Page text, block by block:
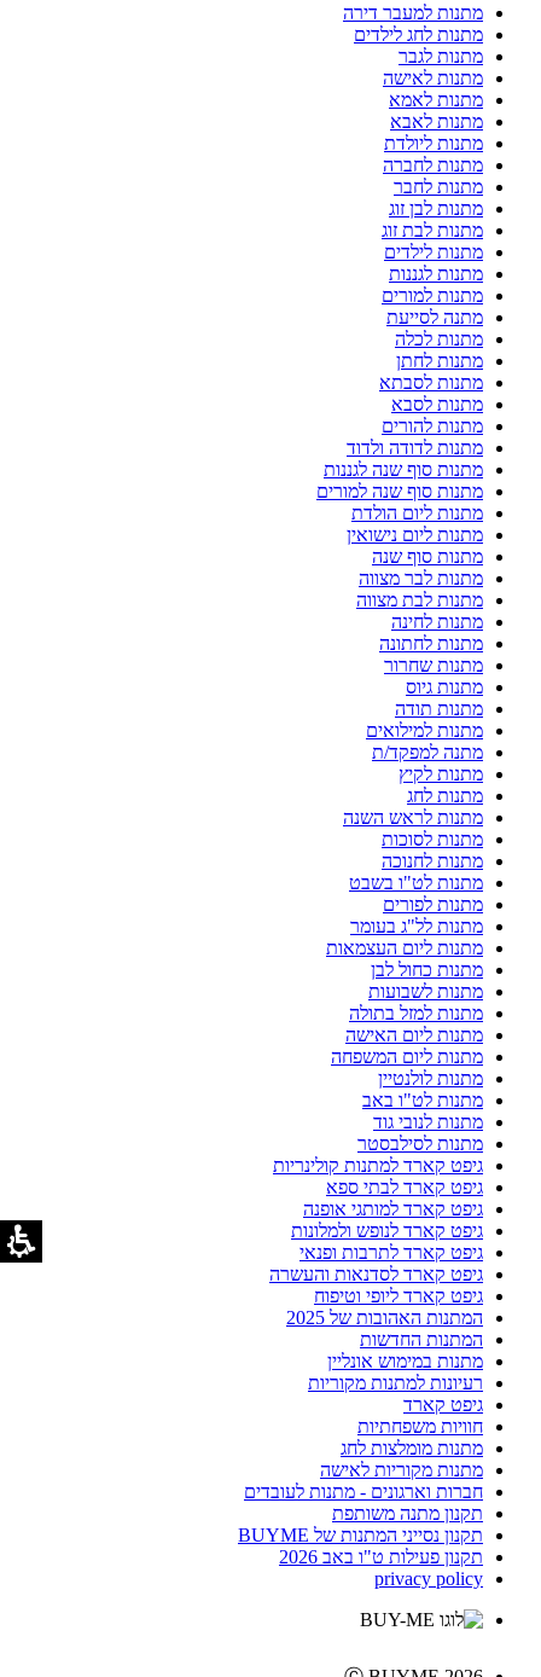
מתנות למעבר דירה
מתנות לחג לילדים
מתנות לגבר
מתנות לאישה
מתנות לאמא
מתנות לאבא
מתנות ליולדת
מתנות לחברה
מתנות לחבר
מתנות לבן זוג
מתנות לבת זוג
מתנות לילדים
מתנות לגננות
מתנות למורים
מתנה לסייעת
מתנות לכלה
מתנות לחתן
מתנות לסבתא
מתנות לסבא
מתנות להורים
מתנות לדודה ולדוד
מתנות סוף שנה לגננות
מתנות סוף שנה למורים
מתנות ליום הולדת
מתנות ליום נישואין
מתנות סוף שנה
מתנות לבר מצווה
מתנות לבת מצווה
מתנות לחינה
מתנות לחתונה
מתנות שחרור
מתנות גיוס
מתנות תודה
מתנות למילואים
מתנה למפקד/ת
מתנות לקיץ
מתנות לחג
מתנות לראש השנה
מתנות לסוכות
מתנות לחנוכה
מתנות לט"ו בשבט
מתנות לפורים
מתנות לל"ג בעומר
מתנות ליום העצמאות
מתנות כחול לבן
מתנות לשבועות
מתנות למזל בתולה
מתנות ליום האישה
מתנות ליום המשפחה
מתנות לולנטיין
מתנות לט"ו באב
מתנות לנובי גוד
מתנות לסילבסטר
גיפט קארד למתנות קולינריות
גיפט קארד לבתי ספא
גיפט קארד למותגי אופנה
גיפט קארד לנופש ולמלונות
גיפט קארד לתרבות ופנאי
גיפט קארד לסדנאות והעשרה
גיפט קארד ליופי וטיפוח
המתנות האהובות של 2025
המתנות החדשות
מתנות במימוש אונליין
רעיונות למתנות מקוריות
גיפט קארד
חוויות משפחתיות
מתנות מומלצות לחג
מתנות מקוריות לאישה
חברות וארגונים - מתנות לעובדים
תקנון מתנה משותפת
תקנון נסייני המתנות של BUYME
תקנון פעילות ט"ו באב 2026
privacy policy